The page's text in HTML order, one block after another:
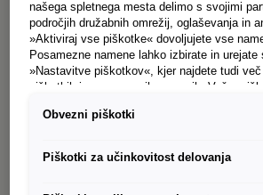
funkcionalnost digitalnih
ID. Buzzu. Te je z brezžičnimi
kombinaciji s pogodbo za VW
Connect
mogoče redno
nadgrajevati – čisto brez obiska
med vožnjo prenesejo v ozadju
mobilnega omrežja v vašem ID.
našega spletnega mesta delimo s svojimi
področjih družabnih omrežij, oglaševanja in
»Aktiviraj vse piškotke« dovoljujete vse
Posamezne namene lahko izbirate in urejate
»Nastavitve piškotkov«, kjer najdete tudi
piškotkih in posameznih namenih. Več o
privolitve.
Obvezni piškotki
Piškotki za učinkovitost delovanja